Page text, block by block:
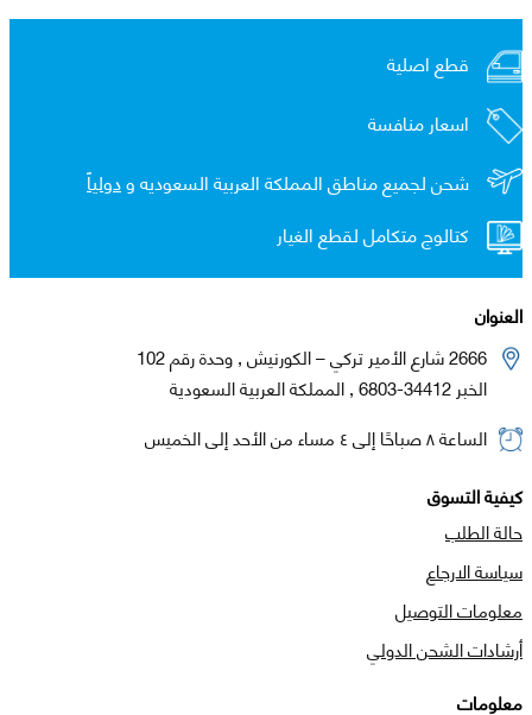
قطع اصلية
اسعار منافسة
شحن لجميع مناطق المملكة العربية السعوديه ودولياً
كتالوج متكامل لقطع الغيار
العنوان
2666 شارع الأمير تركي – الكورنيش , وحدة رقم 102
الخبر 34412-6803 , المملكة العربية السعودية
الساعة ٨ صباحًا إلى ٤ مساء من الأحد إلى الخميس
كيفية التسوق
حالة الطلب
سياسة الارجاع
معلومات التوصيل
أرشادات الشحن الدولي
معلومات